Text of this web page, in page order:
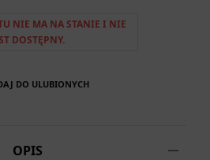
NIE MA NA STANIE I NIE
DOSTĘPNY.
DO ULUBIONYCH
OPIS